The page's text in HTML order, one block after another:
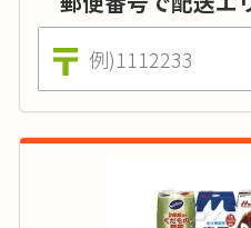
望の方にお勧めのメニ
150～300kcal